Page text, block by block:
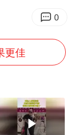
号召领导带头休假 是大家不想休吗
空调发明出来竟然不是为了给人降温
韧性和活力
0
更佳